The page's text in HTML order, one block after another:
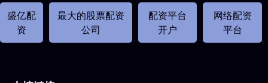
盛亿配
资
最大的股票配资
公司
配资平台
开户
网络配资
平台